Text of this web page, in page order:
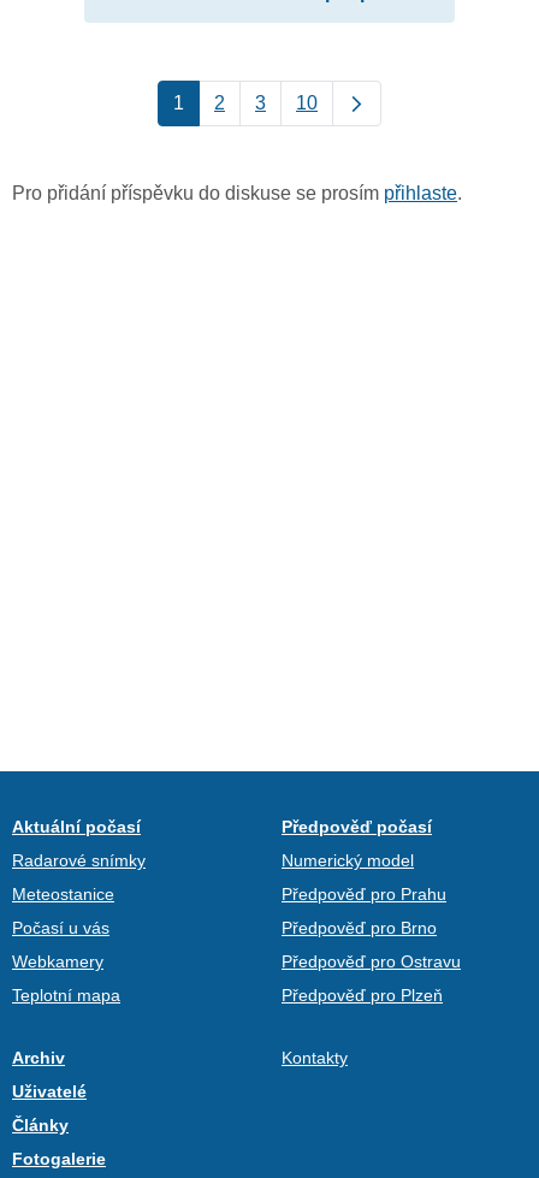
1 2 3 10
Pro přidání příspěvku do diskuse se prosím přihlaste.
Aktuální počasí
Radarové snímky
Meteostanice
Počasí u vás
Webkamery
Teplotní mapa
Předpověď počasí
Numerický model
Předpověď pro Prahu
Předpověď pro Brno
Předpověď pro Ostravu
Předpověď pro Plzeň
Archiv
Uživatelé
Články
Fotogalerie
Kontakty